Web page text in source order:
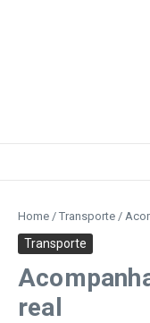
Home / Transporte /
Transporte
real